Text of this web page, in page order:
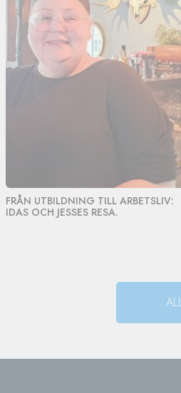
FRÅN UTBILDNING TILL ARBETSLIV:
IDAS OCH JESSES RESA.